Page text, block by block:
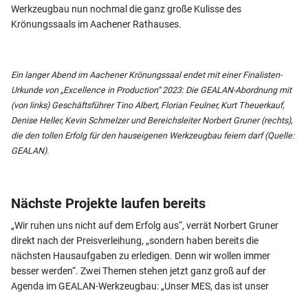
Werkzeugbau nun nochmal die ganz große Kulisse des
Krönungssaals im Aachener Rathauses.
Ein langer Abend im Aachener Krönungssaal endet mit einer Finalisten-
Urkunde von „Excellence in Production“ 2023: Die GEALAN-Abordnung mit
(von links) Geschäftsführer Tino Albert, Florian Feulner, Kurt Theuerkauf,
Denise Heller, Kevin Schmelzer und Bereichsleiter Norbert Gruner (rechts),
die den tollen Erfolg für den hauseigenen Werkzeugbau feiern darf (Quelle:
GEALAN).
Nächste Projekte laufen bereits
„Wir ruhen uns nicht auf dem Erfolg aus“, verrät Norbert Gruner
direkt nach der Preisverleihung, „sondern haben bereits die
nächsten Hausaufgaben zu erledigen. Denn wir wollen immer
besser werden“. Zwei Themen stehen jetzt ganz groß auf der
Agenda im GEALAN-Werkzeugbau: „Unser MES, das ist unser